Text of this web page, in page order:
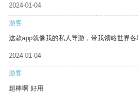
2024-01-04
游客
这款app就像我的私人导游，带我领略世界各
2024-01-04
游客
超棒啊 好用